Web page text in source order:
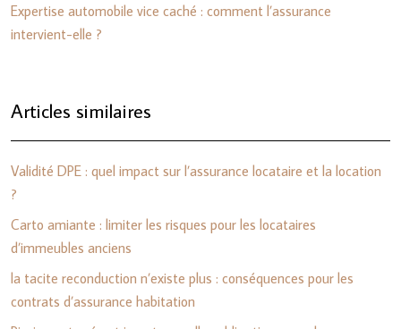
Expertise automobile vice caché : comment l’assurance
intervient-elle ?
Articles similaires
Validité DPE : quel impact sur l’assurance locataire et la location
?
Carto amiante : limiter les risques pour les locataires
d’immeubles anciens
la tacite reconduction n’existe plus : conséquences pour les
contrats d’assurance habitation